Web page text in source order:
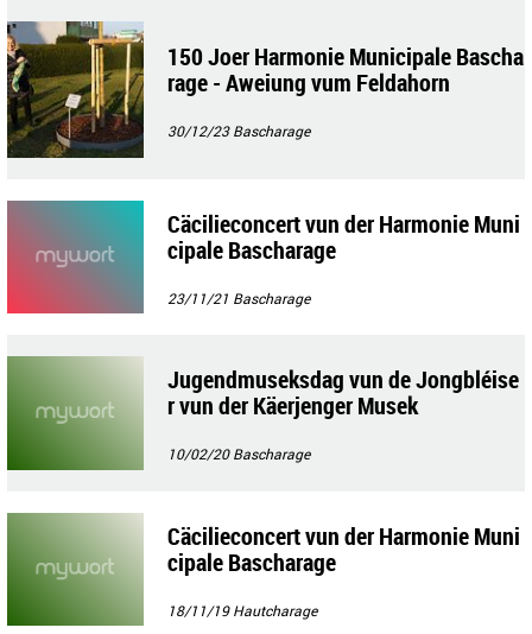
150 Joer Harmonie Municipale Bascha
rage - Aweiung vum Feldahorn
30/12/23Bascharage
Cäcilieconcert vun der Harmonie Muni
cipale Bascharage
23/11/21 Bascharage
Jugendmuseksdag vun de Jongbléise
r vun der Käerjenger Musek
10/02/20Bascharage
Cäcilieconcert vun der Harmonie Muni
cipale Bascharage
18/11/19Hautcharage